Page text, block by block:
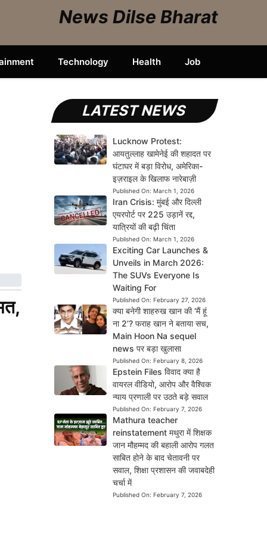
News Dilse Bharat
Technology Health Job
LATEST NEWS
Lucknow Protest:
आयतुल्लाह खामेनेई की शहादत पर
घंटाघर में बड़ा विरोध, अमेरिका-
इज़राइल के खिलाफ नारेबाज़ी
Published On: March 1, 2026
Iran Crisis: मुंबई और दिल्ली
एयरपोर्ट पर 225 उड़ानें रद्द,
यात्रियों की बढ़ी चिंता
Published On: March 1, 2026
Exciting Car Launches &
Unveils in March 2026:
The SUVs Everyone Is
Waiting For
Published On: February 27, 2026
क्या बनेगी शाहरुख खान की ‘मैं हूं
ना 2’? फराह खान ने बताया सच,
Main Hoon Na sequel
news पर बड़ा खुलासा
Published On: February 8, 2026
Epstein Files विवाद क्या है
वायरल वीडियो, आरोप और वैश्विक
न्याय प्रणाली पर उठते बड़े सवाल
Published On: February 7, 2026
Mathura teacher
reinstatement मथुरा में शिक्षक
जान मौहम्मद की बहाली आरोप गलत
साबित होने के बाद चेतावनी पर
सवाल, शिक्षा प्रशासन की जवाबदेही
चर्चा में
Published On: February 7, 2026